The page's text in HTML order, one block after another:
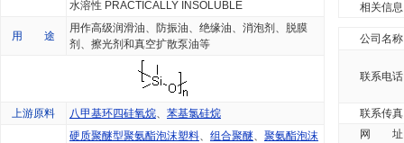
水溶性 PRACTICALLY INSOLUBLE
用 途
用作高级润滑油、防振油、绝缘油、消泡剂、脱膜
剂、擦光剂和真空扩散泵油等
上游原料 八甲基环四硅氧烷、 苯基氯硅烷
硬质聚醚型聚氨酯泡沫塑料、 组合聚醚、 聚氨酯泡沫
相关信息
公司名称
联系电话
联系传真
网 址